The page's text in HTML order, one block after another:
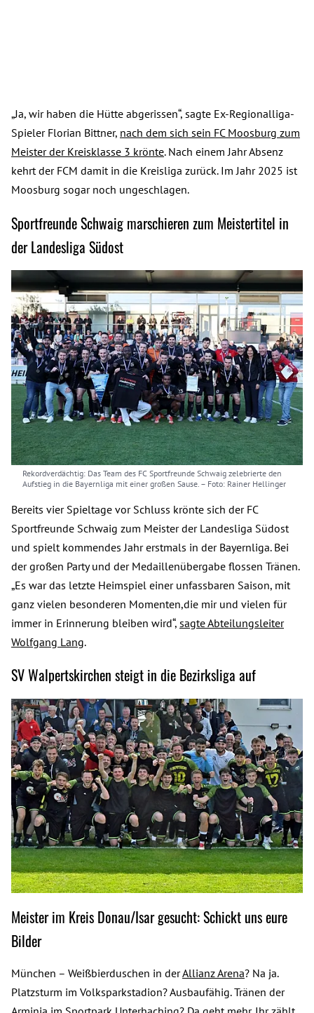
„Ja, wir haben die Hütte abgerissen“, sagte Ex-Regionalliga-
Spieler Florian Bittner, nach dem sich sein FC Moosburg zum
Meister der Kreisklasse 3 krönte. Nach einem Jahr Absenz
kehrt der FCM damit in die Kreisliga zurück. Im Jahr 2025 ist
Moosburg sogar noch ungeschlagen.
Sportfreunde Schwaig marschieren zum Meistertitel in
der Landesliga Südost
Rekordverdächtig: Das Team des FC Sportfreunde Schwaig zelebrierte den
Aufstieg in die Bayernliga mit einer großen Sause. – Foto: Rainer Hellinger
Bereits vier Spieltage vor Schluss krönte sich der FC
Sportfreunde Schwaig zum Meister der Landesliga Südost
und spielt kommendes Jahr erstmals in der Bayernliga. Bei
der großen Party und der Medaillenübergabe flossen Tränen.
„Es war das letzte Heimspiel einer unfassbaren Saison, mit
ganz vielen besonderen Momenten,die mir und vielen für
immer in Erinnerung bleiben wird“, sagte Abteilungsleiter
Wolfgang Lang.
SV Walpertskirchen steigt in die Bezirksliga auf
Meister im Kreis Donau/Isar gesucht: Schickt uns eure
Bilder
München – Weißbierduschen in derAllianz Arena? Na ja.
Platzsturm im Volksparkstadion? Ausbaufähig. Tränen der